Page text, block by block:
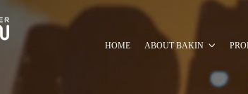
HOME ABOUT BAKIN